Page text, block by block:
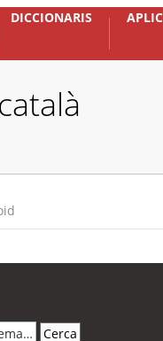
DICCIONARIS